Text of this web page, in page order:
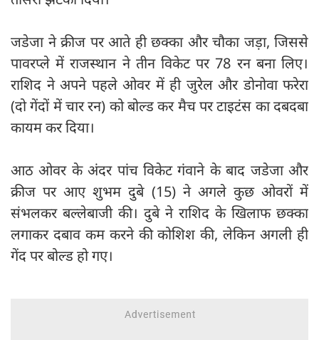
जडेजा ने क्रीज पर आते ही छक्का और चौका जड़ा, जिससे
पावरप्ले में राजस्थान ने तीन विकेट पर 78 रन बना लिए।
राशिद ने अपने पहले ओवर में ही जुरेल और डोनोवा फरेरा
(दो गेंदों में चार रन) को बोल्ड कर मैच पर टाइटंस का दबदबा
कायम कर दिया।
आठ ओवर के अंदर पांच विकेट गंवाने के बाद जडेजा और
क्रीज पर आए शुभम दुबे (15) ने अगले कुछ ओवरों में
संभलकर बल्लेबाजी की। दुबे ने राशिद के खिलाफ छक्का
लगाकर दबाव कम करने की कोशिश की, लेकिन अगली ही
गेंद पर बोल्ड हो गए।